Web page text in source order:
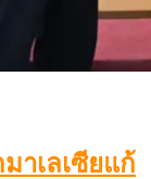
าเลเซียแก้